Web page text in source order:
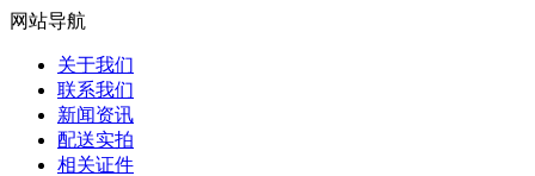
网站导航
关于我们
联系我们
新闻资讯
配送实拍
相关证件